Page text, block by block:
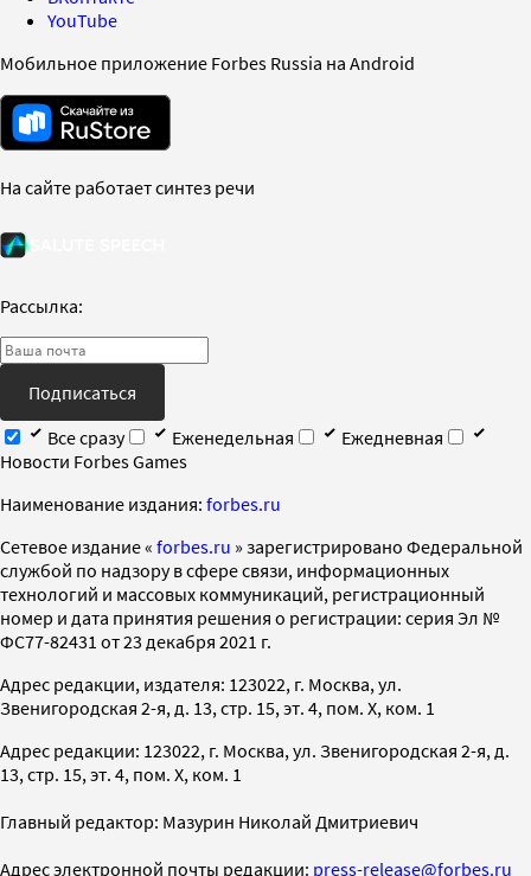
YouTube
Мобильное приложение Forbes Russia на Android
На сайте работает синтез речи
Рассылка:
Подписаться
Все сразу
Еженедельная
Ежедневная
Новости Forbes Games
Наименование издания: forbes.ru
Cетевое издание « forbes.ru » зарегистрировано Федеральной
службой по надзору в сфере связи, информационных
технологий и массовых коммуникаций, регистрационный
номер и дата принятия решения о регистрации: серия Эл №
ФС77-82431 от 23 декабря 2021 г.
Адрес редакции, издателя: 123022, г. Москва, ул.
Звенигородская 2-я, д. 13, стр. 15, эт. 4, пом. X, ком. 1
Адрес редакции: 123022, г. Москва, ул. Звенигородская 2-я, д.
13, стр. 15, эт. 4, пом. X, ком. 1
Главный редактор: Мазурин Николай Дмитриевич
Адрес электронной почты редакции: press-release@forbes.ru